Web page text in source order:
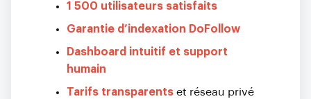
1 500 utilisateurs satisfaits
Garantie d’indexation DoFollow
Dashboard intuitif et support
humain
Tarifs transparents et réseau privé